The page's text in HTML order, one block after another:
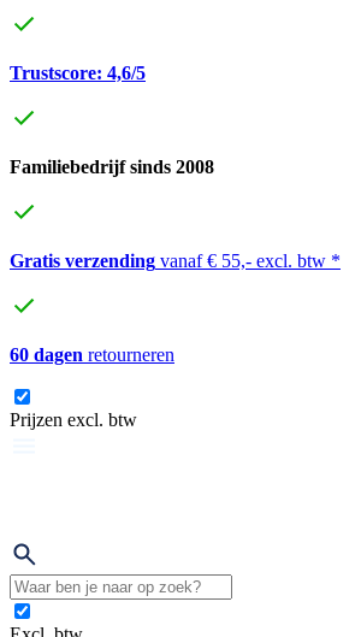
Trustscore: 4,6/5
Familiebedrijf sinds 2008
Gratis verzending vanaf € 55,- excl. btw *
60 dagen retourneren
Prijzen excl. btw